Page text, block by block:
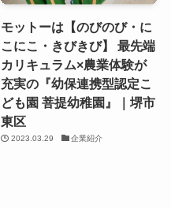
モットーは【のびのび・に
こにこ・きびきび】 最先端
カリキュラム×農業体験が
充実の『幼保連携型認定こ
ども園 菩提幼稚園』｜堺市
東区
2023.03.29 企業紹介